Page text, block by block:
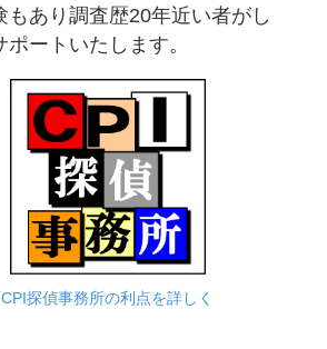
もあり調査歴20年近い者がし
ポートいたします。
CPI探偵事務所の利点を詳しく